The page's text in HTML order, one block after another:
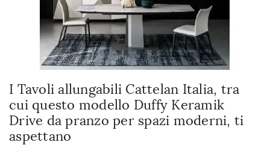
I Tavoli allungabili Cattelan Italia, tra
cui questo modello Duffy Keramik
Drive da pranzo per spazi moderni, ti
aspettano